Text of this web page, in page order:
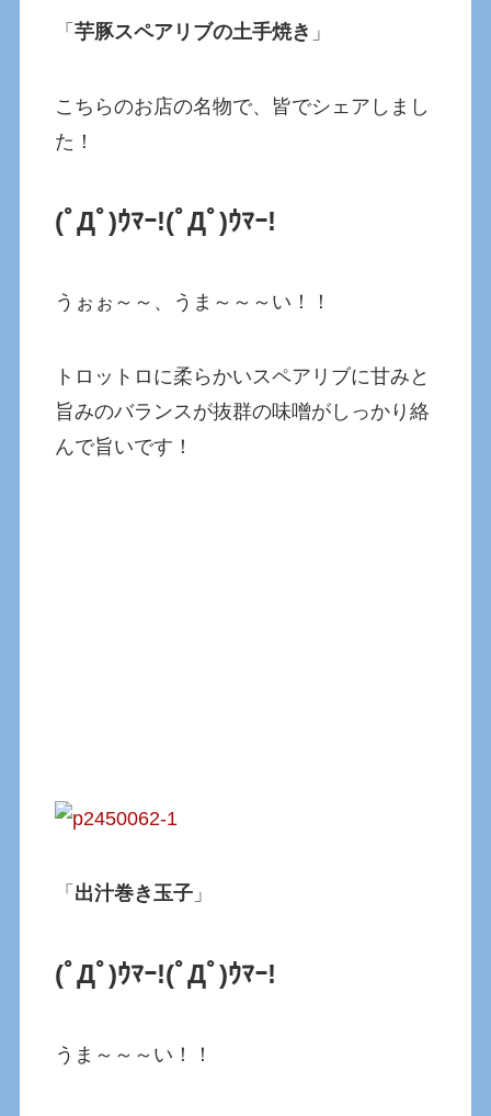
「芋豚スペアリブの土手焼き 」
こちらのお店の名物で、皆でシェアしまし
た！
(ﾟДﾟ)ｳﾏｰ!(ﾟДﾟ)ｳﾏｰ!
うぉぉ～～、うま～～～い！！
トロットロに柔らかいスペアリブに甘みと
旨みのバランスが抜群の味噌がしっかり絡
んで旨いです！
「 出汁巻き玉子 」
(ﾟДﾟ)ｳﾏｰ!(ﾟДﾟ)ｳﾏｰ!
うま～～～い！！